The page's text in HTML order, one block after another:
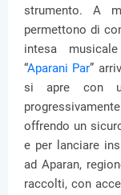
strumento. A
permettono di
intesa
“Aparani Par”
si apre con
offrendo un
e per lanciare
ad Aparan,
raccolti, con